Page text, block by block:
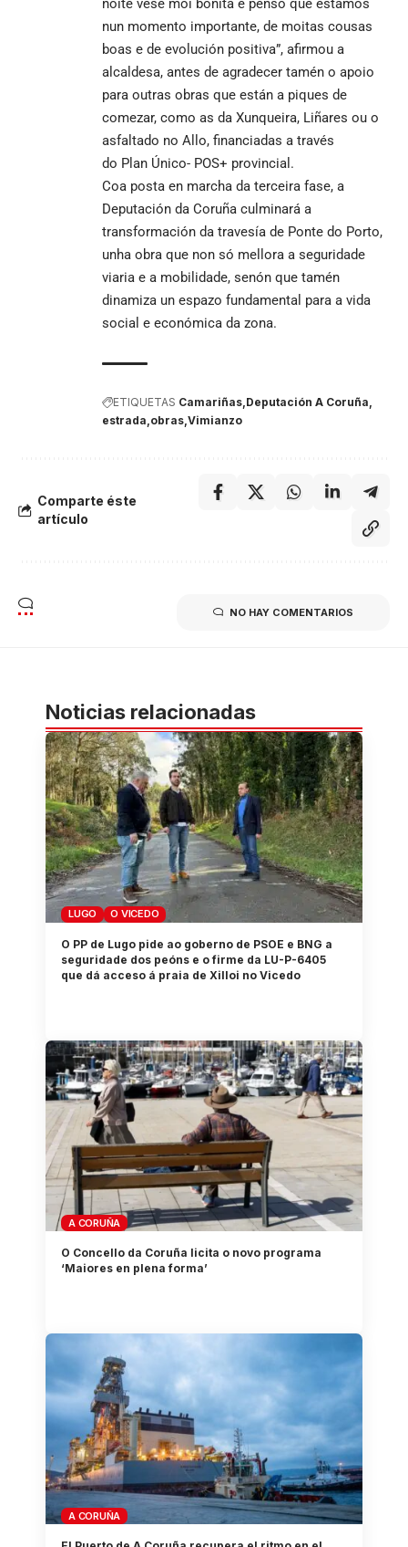
noite vese moi bonita e penso que estamos
nun momento importante, de moitas cousas
boas e de evolución positiva”, afirmou a
alcaldesa, antes de agradecer tamén o apoio
para outras obras que están a piques de
comezar, como as da Xunqueira, Liñares ou o
asfaltado no Allo, financiadas a través
do Plan Único- POS+ provincial.
Coa posta en marcha da terceira fase, a
Deputación da Coruña culminará a
transformación da travesía de Ponte do Porto,
unha obra que non só mellora a seguridade
viaria e a mobilidade, senón que tamén
dinamiza un espazo fundamental para a vida
social e económica da zona.
ETIQUETAS Camariñas Deputación A Coruña
estrada obras Vimianzo
Comparte éste
artículo
NO HAY COMENTARIOS
Noticias relacionadas
LUGO O VICEDO
O PP de Lugo pide ao goberno de PSOE e BNG a
seguridade dos peóns e o firme da LU-P-6405
que dá acceso á praia de Xilloi no Vicedo
A CORUÑA
O Concello da Coruña licita o novo programa
‘Maiores en plena forma’
A CORUÑA